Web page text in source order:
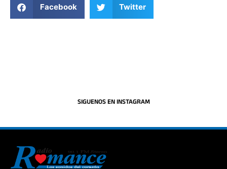
Facebook Twitter
SIGUENOS EN INSTAGRAM